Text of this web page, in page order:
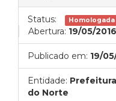
Status: Homologada
Abertura: 19/05/
Publicado em: 19/
Entidade:
do Norte